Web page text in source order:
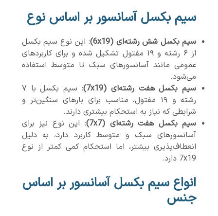
سیم بکسل آسانسور بر اساس نوع
سیم بکسل شش رشته‌ای (6x19)
: این نوع سیم بکسل
از ۶ رشته و ۱۹ مفتول تشکیل شده و برای کاربردهای
عمومی مانند آسانسورهای سبک تا متوسط استفاده
می‌شود.
سیم بکسل هفت رشته‌ای (7x19)
: سیم بکسل با ۷
رشته و ۱۹ مفتول، مناسب برای بارهای سنگین‌تر و
شرایطی که نیاز به استحکام بیشتری دارند.
سیم بکسل هفت رشته‌ای (7x7)
: این نوع نیز برای
آسانسورهای سبک و متوسط کاربرد دارد، به دلیل
انعطاف‌پذیری بیشتر، اما استحکام کمی کمتر از نوع
7x19 دارد.
انواع سیم بکسل آسانسور بر اساس
جنس